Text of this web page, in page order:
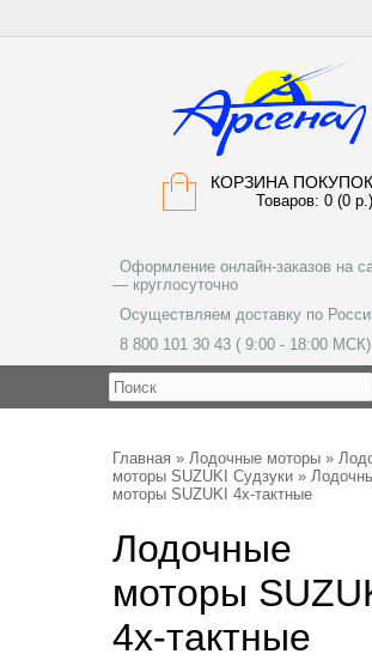
КОРЗИНА ПОКУПОК
Товаров: 0 (0 р.)
Оформление онлайн-заказов на
— круглосуточно
Осуществляем доставку по
8 800 101 30 43 ( 9:00 - 18:00 МСК)
Главная » Лодочные моторы »
моторы SUZUKI Судзуки »
моторы SUZUKI 4х-тактные
Лодочные
моторы
4х-тактные